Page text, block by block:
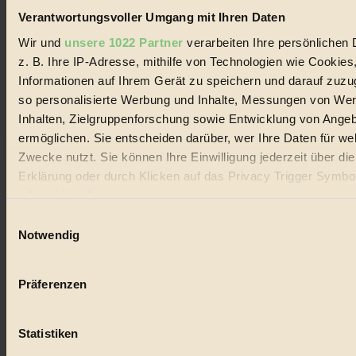
Verantwortungsvoller Umgang mit Ihren Daten
Wir und unsere 1022 Partner verarbeiten Ihre persönlichen
z. B. Ihre IP-Adresse, mithilfe von Technologien wie
Informationen auf Ihrem Gerät zu speichern und darauf
so personalisierte Werbung und Inhalte, Messungen von
Inhalten, Zielgruppenforschung sowie Entwicklung von
ermöglichen. Sie entscheiden darüber, wer Ihre Daten für
Zwecke nutzt. Sie können Ihre Einwilligung jederzeit über
Erklärung oder durch Klicken auf das Privacy Trigger
oder widerrufen
Wenn Sie es erlauben, würden wir auch gerne:
Ihr Gerät durch aktives Scannen nach bestimmten
Erfahren Sie mehr darüber, wie Ihre persönlichen Daten
Notwendig
Präferenzen
Statistiken